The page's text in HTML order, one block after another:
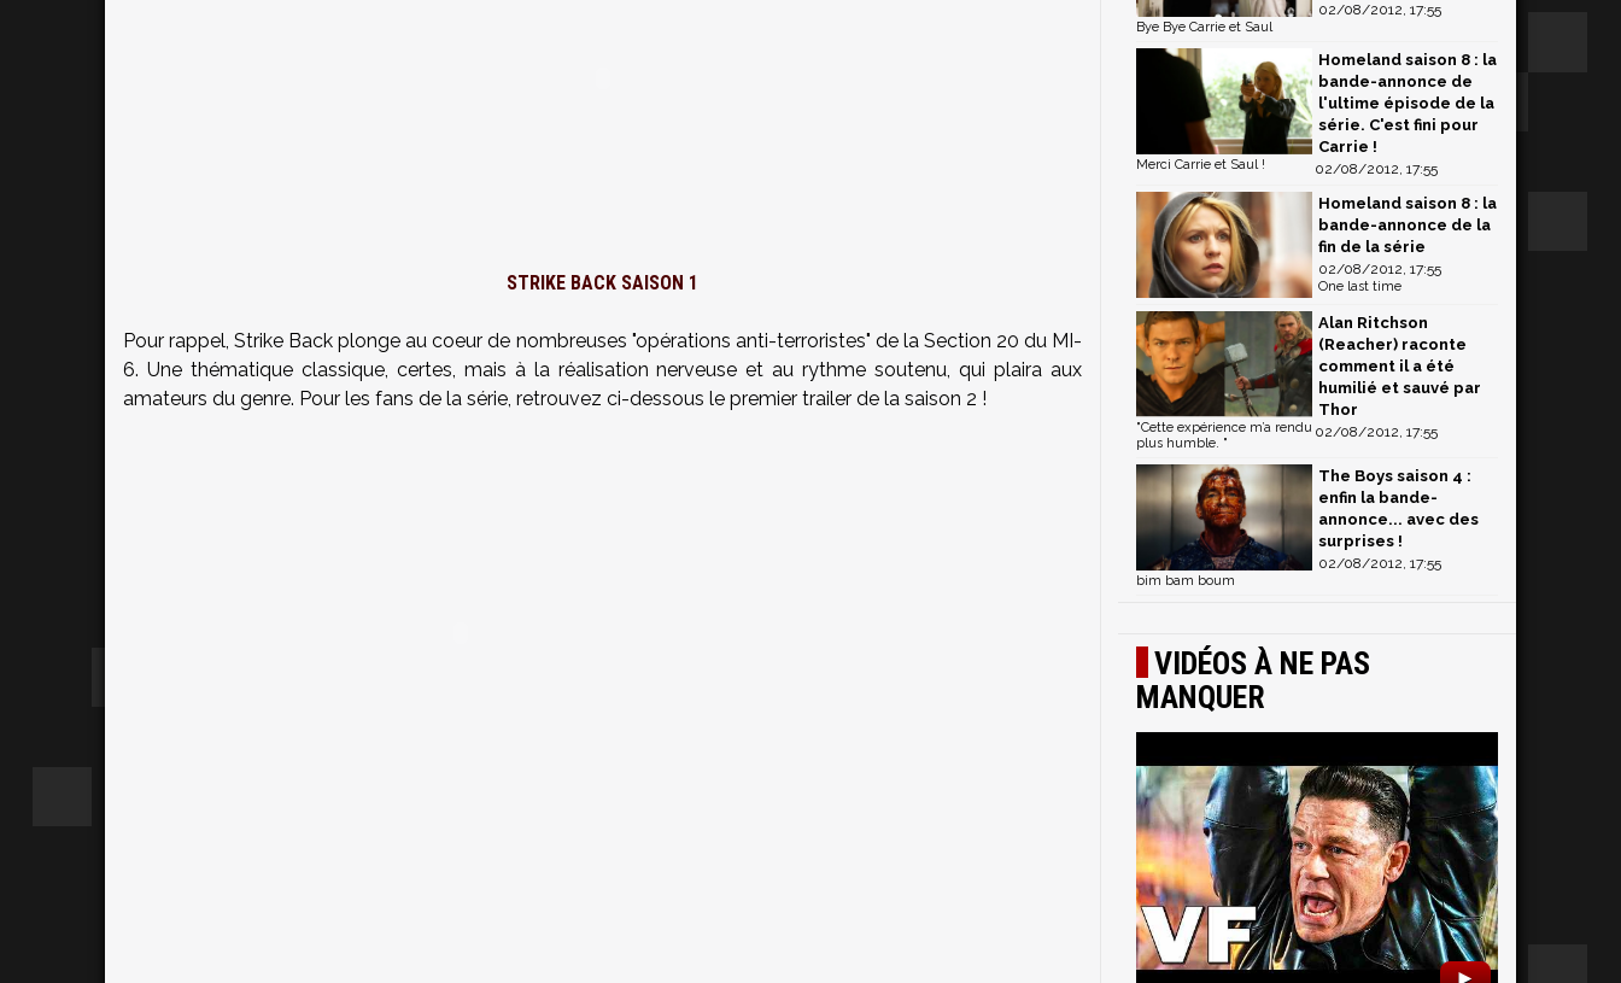
STRIKE BACK SAISON 1
Pour rappel, Strike Back plonge au coeur de nombreuses "opérations anti-terroristes" de la Section 20 du MI-
6. Une thématique classique, certes, mais à la réalisation nerveuse et au rythme soutenu, qui plaira aux
amateurs du genre. Pour les fans de la série, retrouvez ci-dessous le premier trailer de la saison 2 !
02/08/2012, 17:55
Bye Bye Carrie et Saul
Homeland saison 8 : la
bande-annonce de
l'ultime épisode de la
série. C'est fini pour
Carrie !
02/08/2012, 17:55
Merci Carrie et Saul !
Homeland saison 8 : la
bande-annonce de la
fin de la série
02/08/2012, 17:55
One last time
Alan Ritchson
(Reacher) raconte
comment il a été
humilié et sauvé par
Thor
02/08/2012, 17:55
"Cette expérience m’a rendu
plus humble. "
The Boys saison 4 :
enfin la bande-
annonce... avec des
surprises !
02/08/2012, 17:55
bim bam boum
VIDÉOS À NE PAS
MANQUER
►